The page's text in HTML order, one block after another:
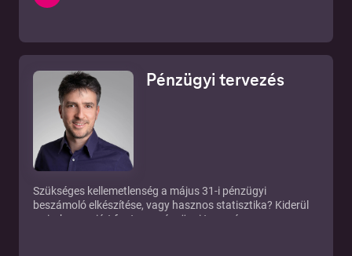
Pénzügyi tervezés
Szükséges kellemetlenség a május 31-i pénzügyi
beszámoló elkészítése, vagy hasznos statisztika? Kiderül
az is, hogy miért fontos a pénzügyi tervezés.